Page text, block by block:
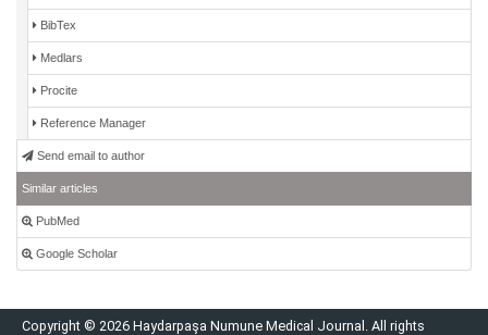
BibTex
Medlars
Procite
Reference Manager
Send email to author
Similar articles
PubMed
Google Scholar
Copyright © 2026 Haydarpaşa Numune Medical Journal. All rights